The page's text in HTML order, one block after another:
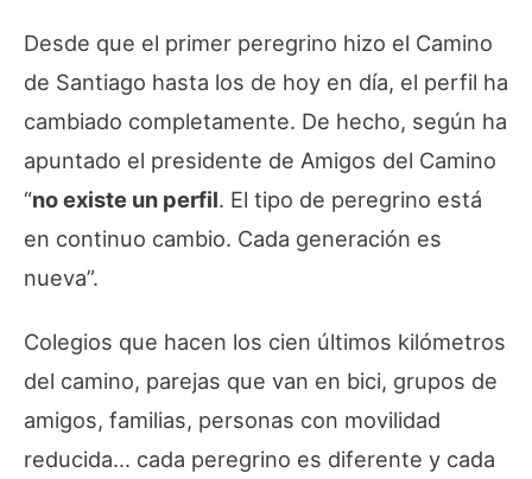
Desde que el primer peregrino hizo el Camino
de Santiago hasta los de hoy en día, el perfil ha
cambiado completamente. De hecho, según ha
apuntado el presidente de Amigos del Camino
“no existe un perfil. El tipo de peregrino está
en continuo cambio. Cada generación es
nueva”.
Colegios que hacen los cien últimos kilómetros
del camino, parejas que van en bici, grupos de
amigos, familias, personas con movilidad
reducida… cada peregrino es diferente y cada